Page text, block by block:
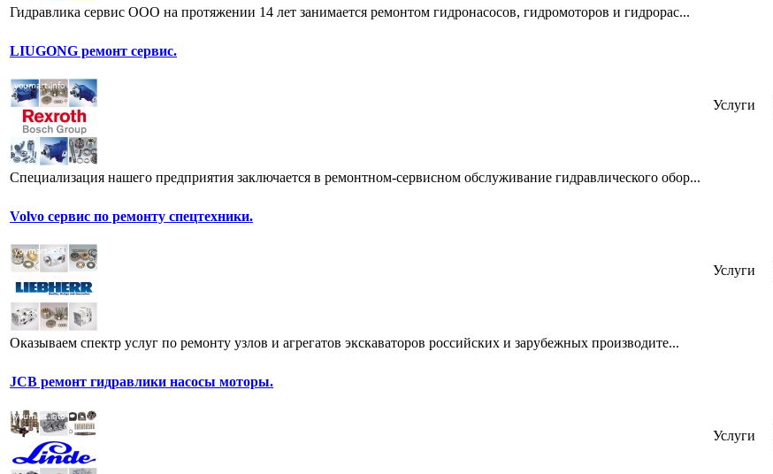
Гидравлика сервис ООО на протяжении 14 лет занимается ремонтом гидронасосов, гидромоторов и гидрорас...
LIUGONG ремонт сервис.
Специализация нашего предприятия заключается в ремонтном-сервисном обслуживание гидравлического обор...
Услуги
Volvo сервис по ремонту спецтехники.
Оказываем спектр услуг по ремонту узлов и агрегатов экскаваторов российских и зарубежных производите...
Услуги
JCB ремонт гидравлики насосы моторы.
Услуги